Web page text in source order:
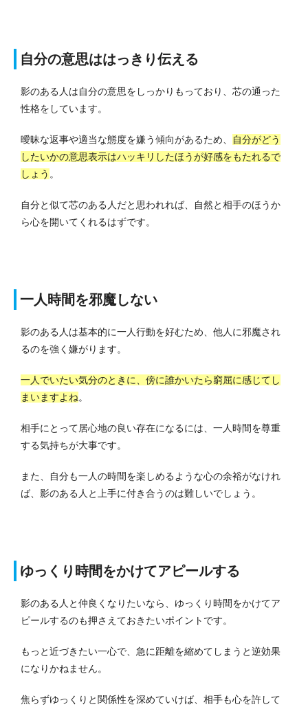
自分の意思ははっきり伝える
影のある人は自分の意思をしっかりもっており、芯の通った
性格をしています。
曖昧な返事や適当な態度を嫌う傾向があるため、
自分がどう
したいかの意思表示はハッキリしたほうが好感をもたれるで
しょう 。
自分と似て芯のある人だと思われれば、自然と相手のほうか
ら心を開いてくれるはずです。
一人時間を邪魔しない
影のある人は基本的に一人行動を好むため、他人に邪魔され
るのを強く嫌がります。
一人でいたい気分のときに、傍に誰かいたら窮屈に感じてし
まいますよね。
相手にとって居心地の良い存在になるには、一人時間を尊重
する気持ちが大事です。
また、自分も一人の時間を楽しめるような心の余裕がなけれ
ば、影のある人と上手に付き合うのは難しいでしょう。
ゆっくり時間をかけてアピールする
影のある人と仲良くなりたいなら、ゆっくり時間をかけてア
ピールするのも押さえておきたいポイントです。
もっと近づきたい一心で、急に距離を縮めてしまうと逆効果
になりかねません。
焦らずゆっくりと関係性を深めていけば、相手も心を許して